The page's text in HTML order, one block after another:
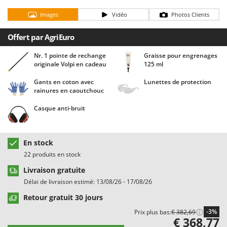
Chaudrons électriques pour polenta
Cisailles à gazon à batterie
Cisailles taille-haies manuelles
Climatiseurs
Compresseurs d'air électriques
Compresseurs pour la récolte des olives et la taille
Coupe-branches
Cultivateurs Tiller à ressorts - Extirpateurs
D
Débroussailleuses
Découpeurs plasma
Barbieri
Batavia
Benassi
Beper
Berkel
Bernardi
Besser Vacuum
Beta tools
Bissell
Black & Decker
Images Vidéo Photos Clients
Offert par AgriEuro
Nr. 1 pointe de rechange
originale Volpi en cadeau
Graisse pour engrenages
125 ml
Gants en coton avec
rainures en caoutchouc
Lunettes de protection
Casque anti-bruit
En stock
22 produits en stock
Livraison gratuite
Délai de livraison estimé: 13/08/26 - 17/08/26
Retour gratuit 30 jours
Prix plus bas:€ 382,69 -3%
€ 368,77